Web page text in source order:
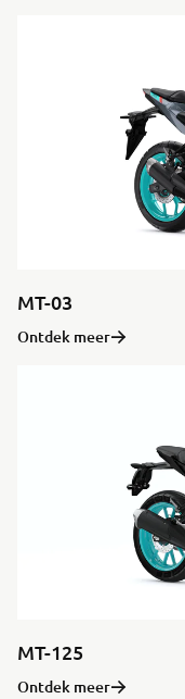
MT-03
Ontdek meer
MT-125
Ontdek meer